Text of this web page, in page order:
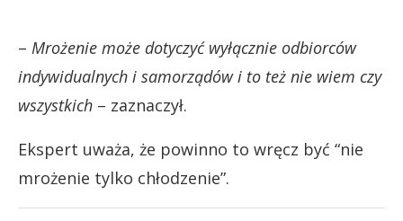
– Mrożenie może dotyczyć wyłącznie odbiorców
indywidualnych i samorządów i to też nie wiem czy
wszystkich – zaznaczył.
Ekspert uważa, że powinno to wręcz być “nie
mrożenie tylko chłodzenie”.